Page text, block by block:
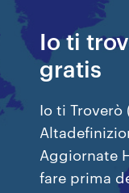
Io ti
gratis
Io ti Troverò
Aggiornate
fare prima